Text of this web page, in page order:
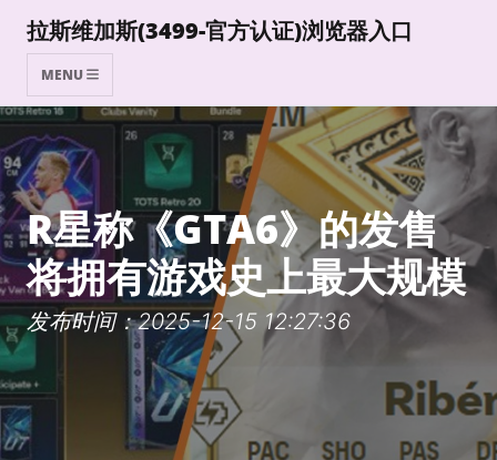
拉斯维加斯(3499-官方认证)浏览器入口
MENU
R星称《GTA6》的发售
将拥有游戏史上最大规模
发布时间：2025-12-15 12:27:36